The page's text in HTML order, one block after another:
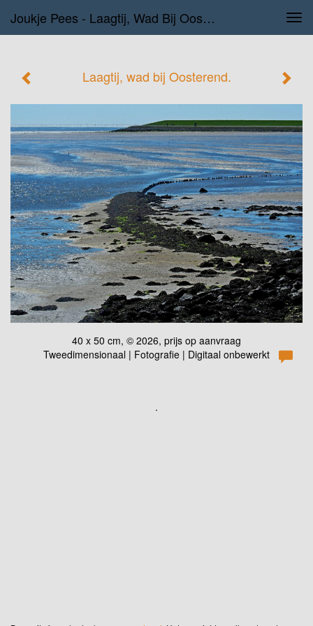
Joukje Pees - Laagtij, Wad Bij Oosterend.
Laagtij, wad bij Oosterend.
40 x 50 cm, © 2026, prijs op aanvraag
Tweedimensionaal | Fotografie | Digitaal onbewerkt
.